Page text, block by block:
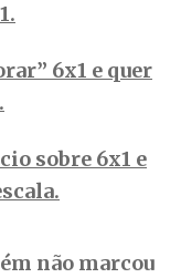
6x1 e quer
sobre 6x1 e
não marcou